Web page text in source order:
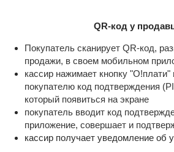
QR-код у
Покупатель сканирует QR-код,
продажи, в своем мобильном
кассир нажимает кнопку
покупателю код подтверждения
который появиться на экране
покупатель вводит код
приложение, совершает и
кассир получает уведомление об